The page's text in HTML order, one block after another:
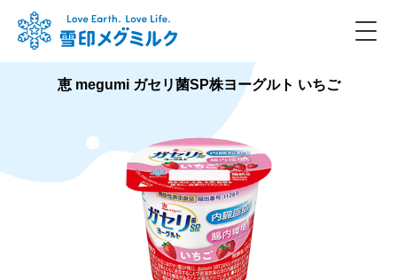
恵 megumi ガセリ菌SP株ヨーグルト いちご